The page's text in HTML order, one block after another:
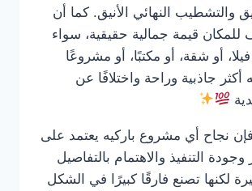
والتشطيب النهائي الأنيق. كما أن
للمكان قيمة جمالية حقيقية، سواء
أو شقة، أو مكتبًا، أو مشروعًا
أكثر جاذبية وراحة واختلافًا عن
فإن نجاح أي مشروع باركيه يعتمد على
التنفيذ والاهتمام بالتفاصيل
لكنها تصنع فارقًا كبيرًا في الشكل